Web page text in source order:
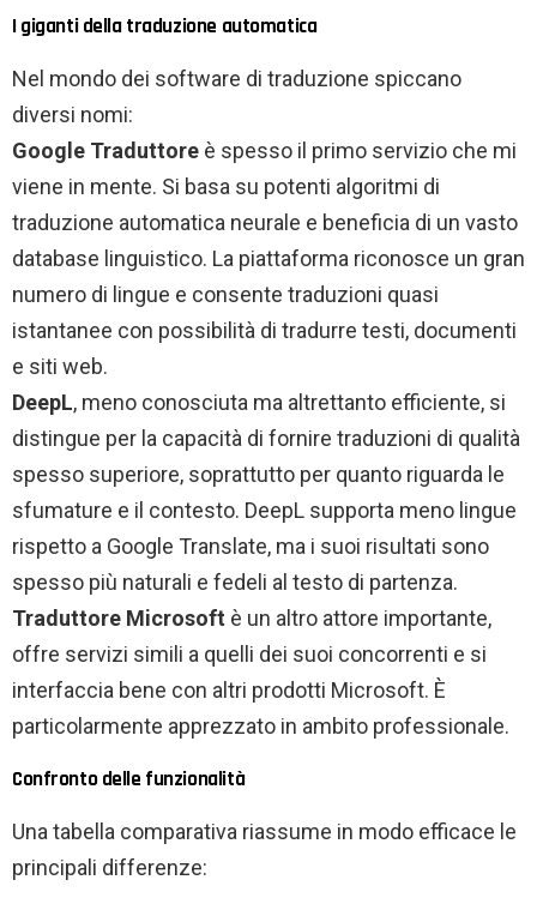
I giganti della traduzione automatica
Nel mondo dei software di traduzione spiccano
diversi nomi:
Google Traduttore è spesso il primo servizio che mi
viene in mente. Si basa su potenti algoritmi di
traduzione automatica neurale e beneficia di un vasto
database linguistico. La piattaforma riconosce un gran
numero di lingue e consente traduzioni quasi
istantanee con possibilità di tradurre testi, documenti
e siti web.
DeepL, meno conosciuta ma altrettanto efficiente, si
distingue per la capacità di fornire traduzioni di qualità
spesso superiore, soprattutto per quanto riguarda le
sfumature e il contesto. DeepL supporta meno lingue
rispetto a Google Translate, ma i suoi risultati sono
spesso più naturali e fedeli al testo di partenza.
Traduttore Microsoft è un altro attore importante,
offre servizi simili a quelli dei suoi concorrenti e si
interfaccia bene con altri prodotti Microsoft. È
particolarmente apprezzato in ambito professionale.
Confronto delle funzionalità
Una tabella comparativa riassume in modo efficace le
principali differenze: